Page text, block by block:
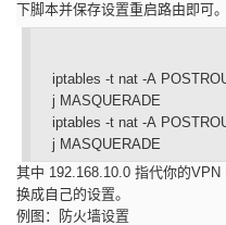
下脚本并保存设置重启路由即可。
iptables -t nat -A
j MASQUERADE
iptables -t nat -A
j MASQUERADE
其中 192.168.10.0 指代你的
换成自己的设置。
例图：
防火墙设置